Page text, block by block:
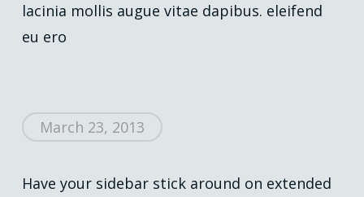
lacinia mollis augue vitae dapibus. eleifend
eu ero
March 23, 2013
Have your sidebar stick around on extended